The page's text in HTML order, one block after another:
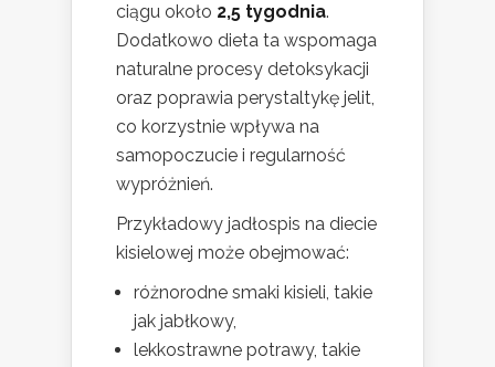
ciągu około 2,5 tygodnia.
Dodatkowo dieta ta wspomaga
naturalne procesy detoksykacji
oraz poprawia perystaltykę jelit,
co korzystnie wpływa na
samopoczucie i regularność
wypróżnień.
Przykładowy jadłospis na diecie
kisielowej może obejmować:
różnorodne smaki kisieli, takie
jak jabłkowy,
lekkostrawne potrawy, takie